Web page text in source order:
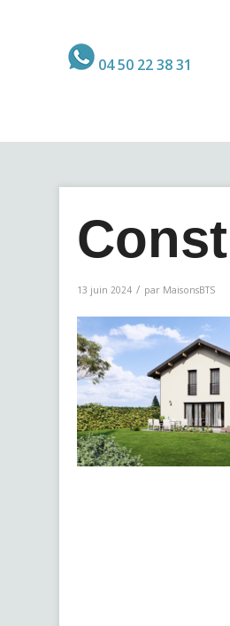
04 50 22 38 31
13 juin 2024 / par MaisonsBTS